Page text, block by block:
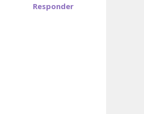
Responder